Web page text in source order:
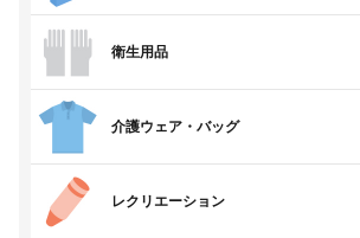
衛生用品
介護ウェア・バッグ
レクリエーション